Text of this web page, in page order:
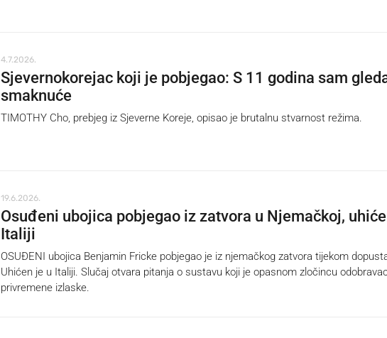
4.7.2026.
Sjevernokorejac koji je pobjegao: S 11 godina sam
smaknuće
TIMOTHY Cho, prebjeg iz Sjeverne Koreje, opisao je brutalnu stvarnost režima.
19.6.2026.
Osuđeni ubojica pobjegao iz zatvora u Njemačkoj,
Italiji
OSUĐENI ubojica Benjamin Fricke pobjegao je iz njemačkog zatvora tijekom
Uhićen je u Italiji. Slučaj otvara pitanja o sustavu koji je opasnom zločincu
privremene izlaske.